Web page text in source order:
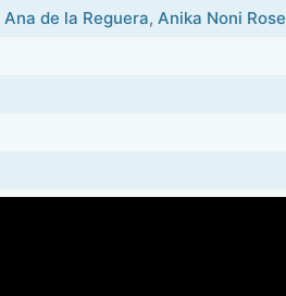
Ana de la Reguera, Anika Noni Rose